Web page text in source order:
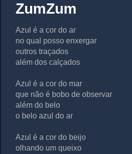
ZumZum
Azul é a cor do ar
no qual posso enxergar
outros traçados
além dos calçados
Azul é a cor do mar
que não é bobo de observar
além do belo
o belo azul do ar
Azul é a cor do beijo
olhando um queixo